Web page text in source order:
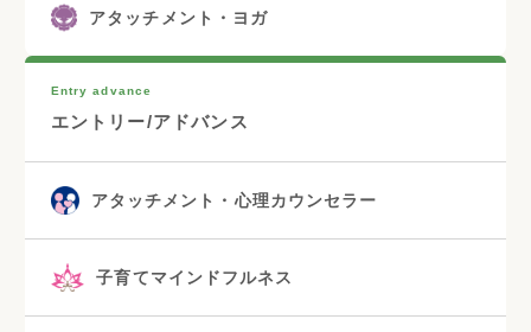
アタッチメント・ヨガ
Entry advance
エントリー/アドバンス
アタッチメント・心理カウンセラー
子育てマインドフルネス